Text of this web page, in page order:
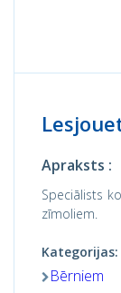
Apraksts :
Speciālists
zīmoliem.
Kategorijas:
Bērniem